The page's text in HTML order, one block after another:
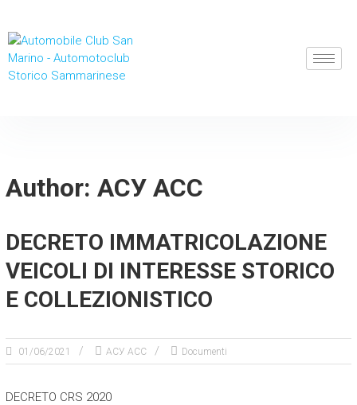
Author: АСУ АСС
DECRETO IMMATRICOLAZIONE
VEICOLI DI INTERESSE STORICO
E COLLEZIONISTICO
01/06/2021 АСУ АСС Documenti
DECRETO CRS 2020